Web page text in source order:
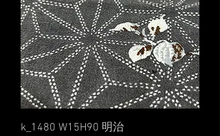
k_1480 W15H90 明治